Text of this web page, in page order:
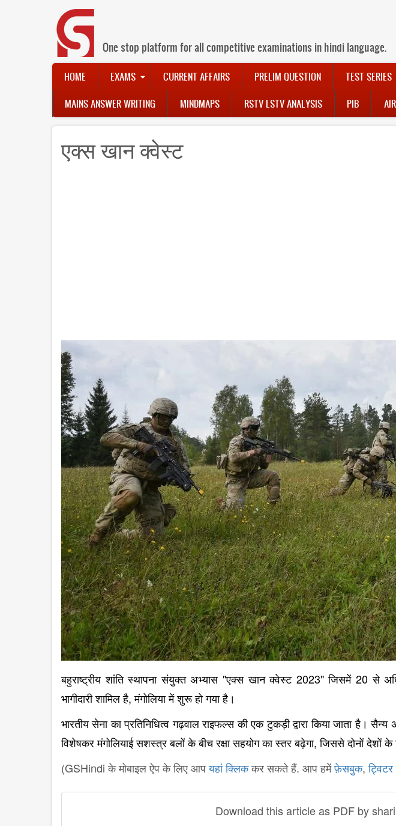
One stop platform for all competitive examinations in hindi language.
Main
navigation
HOME EXAMS CURRENT AFFAIRS PRELIM QUESTION TEST SERIES
MAINS ANSWER WRITING MINDMAPS RSTV LSTV ANALYSIS PIB AIR
एक्स खान क्वेस्ट
बहुराष्ट्रीय शांति स्थापना संयुक्त अभ्यास "एक्स खान क्वेस्ट 2023"जिसमें20से
भागीदारी शामिल है,मंगोलिया में शुरू हो गया है।
भारतीय सेना का प्रतिनिधित्व गढ़वाल राइफल्स की एक टुकड़ी द्वारा किया जाता है।
विशेषकर मंगोलियाई सशस्त्र बलों के बीच रक्षा सहयोग का स्तर बढ़ेगा,जिससे दोनों देशों के
(GSHindi के मोबाइल ऐप के लिए आपयहां क्लिककर सकते हैं. आप हमेंफ़ेसबुक,ट्विटर
Download this article as PDF by